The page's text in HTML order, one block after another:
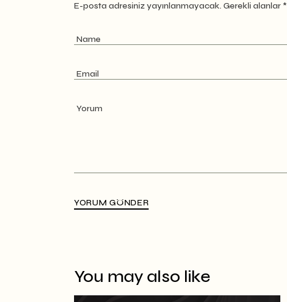
E-posta adresiniz yayınlanmayacak. Gerekli alanlar *
YORUM GÖNDER
You may also like